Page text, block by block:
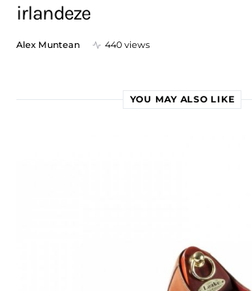
irlandeze
Alex Muntean 440 views
YOU MAY ALSO LIKE